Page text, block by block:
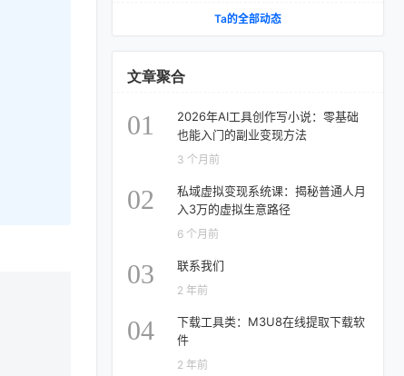
Ta的全部动态
文章聚合
01
2026年AI工具创作写小说：零基础
也能入门的副业变现方法
3 个月前
02
私域虚拟变现系统课：揭秘普通人月
入3万的虚拟生意路径
6 个月前
03 联系我们
2 年前
04
下载工具类：M3U8在线提取下载软
件
2 年前